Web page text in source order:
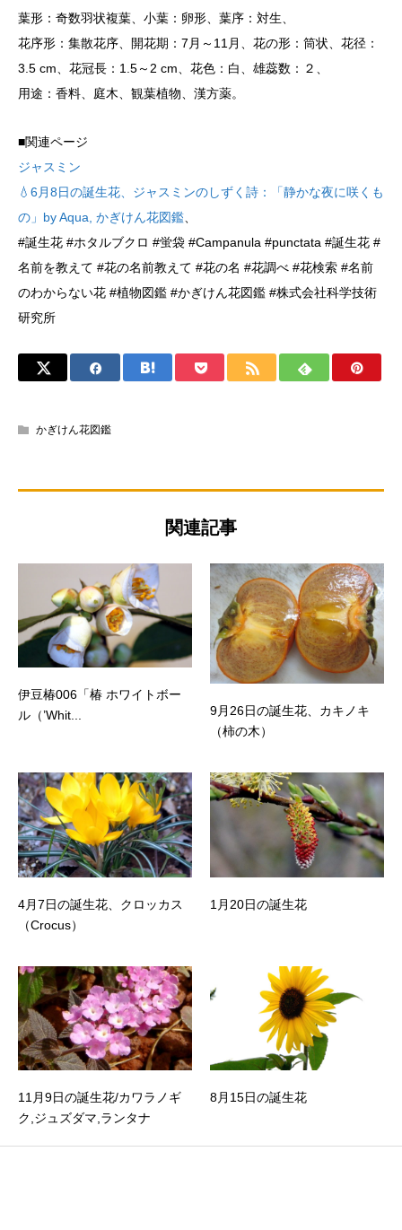
葉形：奇数羽状複葉、小葉：卵形、葉序：対生、
花序形：集散花序、開花期：7月～11月、花の形：筒状、花径：
3.5 cm、花冠長：1.5～2 cm、花色：白、雄蕊数：２、
用途：香料、庭木、観葉植物、漢方薬。
■関連ページ
ジャスミン
💧6月8日の誕生花、ジャスミンのしずく詩：「静かな夜に咲くも
の」by Aqua, かぎけん花図鑑
#誕生花 #ホタルブクロ #蛍袋 #Campanula #punctata #誕生花 #
名前を教えて #花の名前教えて #花の名 #花調べ #花検索 #名前
のわからない花 #植物図鑑 #かぎけん花図鑑 #株式会社科学技術
研究所
かぎけん花図鑑
関連記事
伊豆椿006「椿 ホワイトボー
ル（’Whit...
9月26日の誕生花、カキノキ
（柿の木）
4月7日の誕生花、クロッカス
（Crocus）
1月20日の誕生花
11月9日の誕生花/カワラノギ
ク,ジュズダマ,ランタナ
8月15日の誕生花